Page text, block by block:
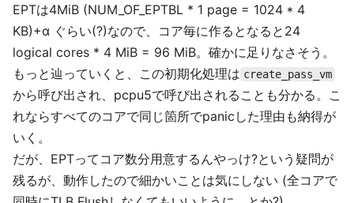
EPTは4MiB (NUM_OF_EPTBL * 1 page = 1024 * 4
KB)+α ぐらい(?)なので、コア毎に作るとなると24
logical cores * 4 MiB = 96 MiB。確かに足りなさそう。
もっと辿っていくと、この初期化処理は create_pass_vm
から呼び出され、pcpu5で呼び出されることも分かる。こ
れならすべてのコアで同じ箇所でpanicした理由も納得が
いく。
だが、EPTってコア数分用意するんやっけ?という疑問が
残るが、動作したので細かいことは気にしない (全コアで